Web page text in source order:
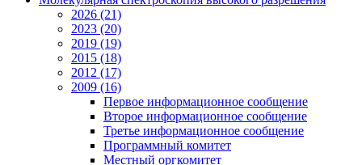
2026 (21)
2023 (20)
2019 (19)
2015 (18)
2012 (17)
2009 (16)
Первое информационное сообщение
Второе информационное сообщение
Третье информационное сообщение
Программный комитет
Местный оргкомитет